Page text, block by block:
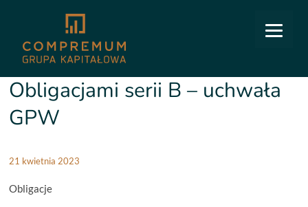
Relacje inwestorskie
Zawieszenie obrotu
Obligacjami serii B – uchwała
GPW
21 kwietnia 2023
Obligacje